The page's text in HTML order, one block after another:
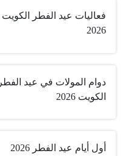
فعاليات عيد الفطر الكويت
2026
دوام المولات في عيد الفطر
الكويت 2026
أول أيام عيد الفطر 2026